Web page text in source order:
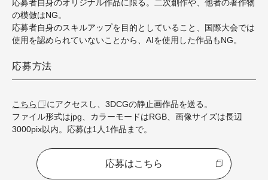
応募者自身のオリジナル作品に限る。二次創作や、他者の著作物
の模倣はNG。
応募者自身のスキルアップを目的としていること、国際大会では
使用を認められていないことから、AIを使用した作品もNG。
応募方法
こちら にアクセスし、3DCGの静止画作品を送る 。
ファイル形式はjpg、カラーモードはRGB、画像サイズは長辺
3000pix以内。応募は1人1作品まで。
応募はこちら